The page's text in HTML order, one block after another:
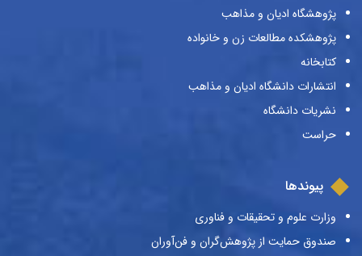
پژوهشگاه ادیان و مذاهب
پژوهشکده مطالعات زن و خانواده
کتابخانه
انتشارات دانشگاه ادیان و مذاهب
نشریات دانشگاه
حراست
پیوندها
وزارت علوم و تحقیقات و فناوری
صندوق حمایت از پژوهش‌گران و فن‌آوران